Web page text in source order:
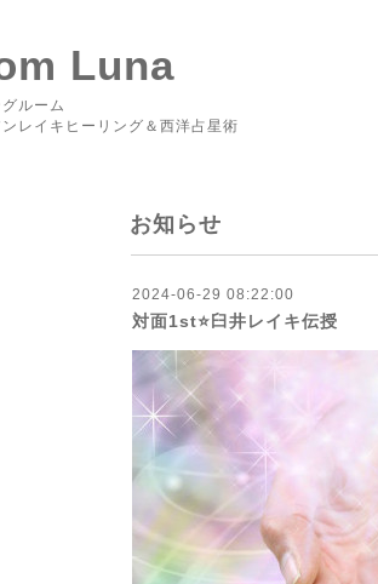
Luna
ルーム
レイキヒーリング＆西洋占星術
お知らせ
2024-06-29 08:22:00
対面1st⭐️臼井レイキ伝授